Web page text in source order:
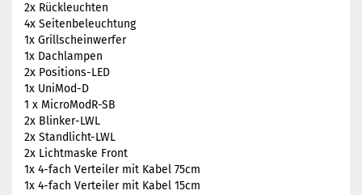
2x Rückleuchten
4x Seitenbeleuchtung
1x Grillscheinwerfer
1x Dachlampen
2x Positions-LED
1x UniMod-D
1 x MicroModR-SB
2x Blinker-LWL
2x Standlicht-LWL
2x Lichtmaske Front
1x 4-fach Verteiler mit Kabel 75cm
1x 4-fach Verteiler mit Kabel 15cm